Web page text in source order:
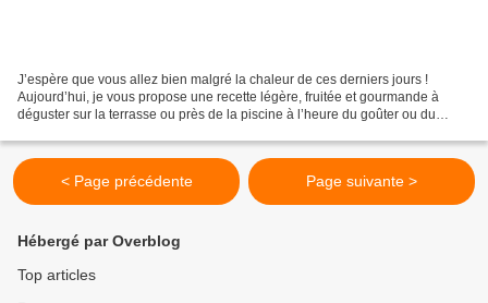
J’espère que vous allez bien malgré la chaleur de ces derniers jours !
Aujourd’hui, je vous propose une recette légère, fruitée et gourmande à
déguster sur la terrasse ou près de la piscine à l’heure du goûter ou du
< Page précédente Page suivante >
Hébergé par Overblog
Top articles